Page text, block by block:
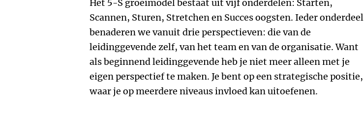
Het 5-S groeimodel bestaat uit vijf onderdelen: Starten,
Scannen, Sturen, Stretchen en Succes oogsten. Ieder onderdeel
benaderen we vanuit drie perspectieven: die van de
leidinggevende zelf, van het team en van de organisatie. Want
als beginnend leidinggevende heb je niet meer alleen met je
eigen perspectief te maken. Je bent op een strategische positie,
waar je op meerdere niveaus invloed kan uitoefenen.